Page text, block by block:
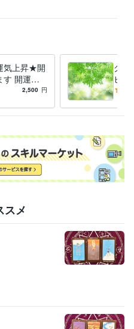
気上昇★開
す 開運★
運♪結婚運
2,500 円
グラ
ヒー
いる
スメ